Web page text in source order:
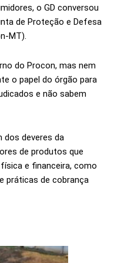
o GD conversou
de Proteção e Defesa
MT).
do Procon, mas nem
o papel do órgão para
e não sabem
dos deveres da
de produtos que
e financeira, como
práticas de cobrança